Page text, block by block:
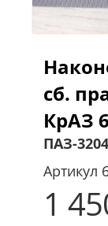
сб.
КрАЗ
ПАЗ-3204
Артикул
1